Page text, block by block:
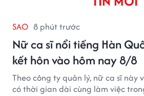
SAO 8 phút trước
Nữ ca sĩ nổi tiếng Hàn
kết hôn vào hôm nay 8/8
Theo công ty quản lý, nữ ca sĩ
có thời gian dài cùng làm việc